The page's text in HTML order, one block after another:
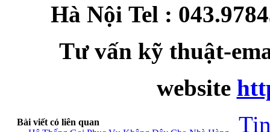
Hà Nội Tel :
Tư vấn kỹ thuật-
website
Bài viết có liên quan